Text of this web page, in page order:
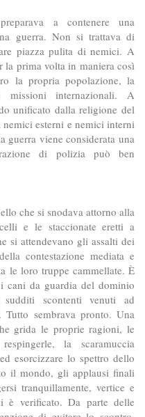
a contenere una
guerra. Non si trattava di
piazza pulita di nemici. A
la prima volta in maniera così
la propria popolazione, la
internazionali. A
unificato dalla religione del
esterni e nemici interni
guerra viene considerata una
di polizia può ben
che si snodava attorno alla
e le staccionate eretti a
si attendevano gli assalti dei
contestazione mediata e
le loro truppe cammellate. È
cani da guardia del dominio
scontenti venuti ad
sembrava pronto. Una
grida le proprie ragioni, le
la scaramuccia
esorcizzare lo spettro dello
il mondo, gli applausi finali
tranquillamente, vertice e
è verificato. Da parte delle